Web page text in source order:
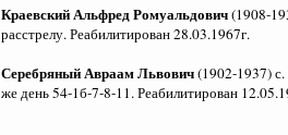
Краевский Альфред Ромуальдович(1908-
расстрелу. Реабилитирован 28.03.1967г.
Серебряный Авраам Львович(1902-1937)
же день 54-1б-7-8-11. Реабилитирован